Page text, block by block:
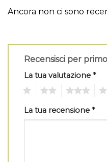
Ancora non ci sono
Recensisci per
La tua valutazione *
La tua recensione *